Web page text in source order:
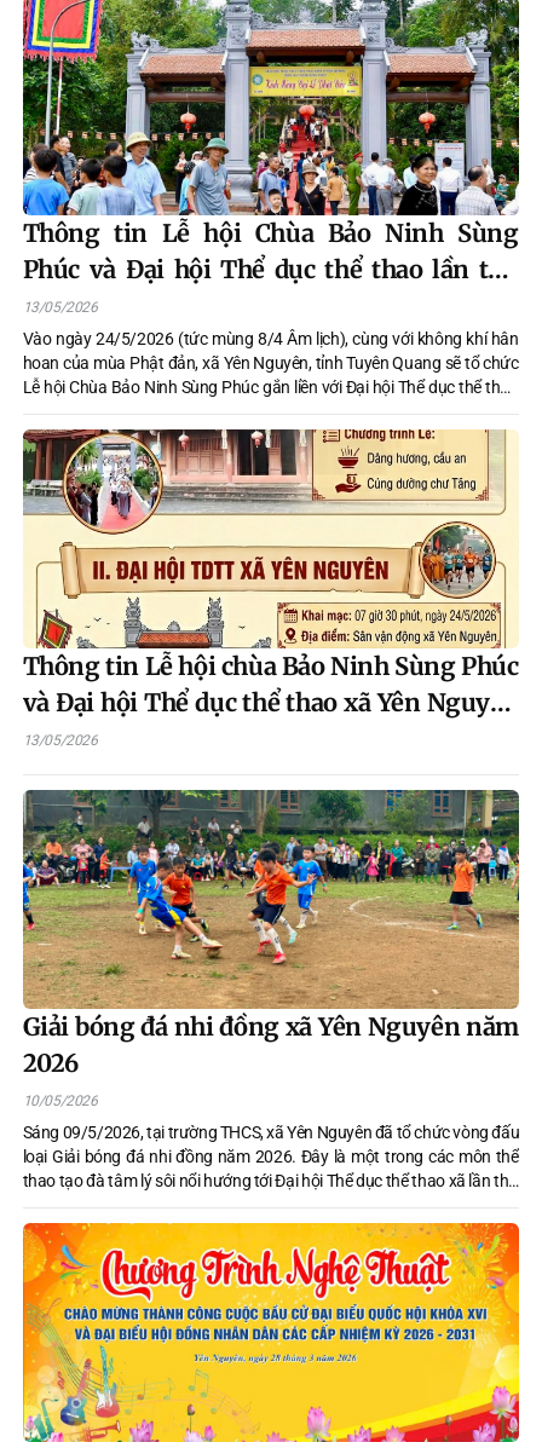
BCH Đảng bộ xã , Phó Chủ tịch UBND xã chủ trì hội nghị.
Thông tin Lễ hội Chùa Bảo Ninh Sùng
Phúc và Đại hội Thể dục thể thao lần thứ
Nhất xã Yên Nguyên 2026
13/05/2026
Vào ngày 24/5/2026 (tức mùng 8/4 Âm lịch), cùng với không khí hân
hoan của mùa Phật đản, xã Yên Nguyên, tỉnh Tuyên Quang sẽ tổ chức
Lễ hội Chùa Bảo Ninh Sùng Phúc gắn liền với Đại hội Thể dục thể thao
(TDTT) xã năm 2026. Đây là sự kiện văn hóa – thể thao tiêu biểu, nơi
tinh hoa truyền thống hòa quyện cùng tinh thần năng động hiện đại.
Thông tin Lễ hội chùa Bảo Ninh Sùng Phúc
và Đại hội Thể dục thể thao xã Yên Nguyên
lần thứ Nhất năm 2026
13/05/2026
Giải bóng đá nhi đồng xã Yên Nguyên năm
2026
10/05/2026
Sáng 09/5/2026, tại trường THCS, xã Yên Nguyên đã tổ chức vòng đấu
loại Giải bóng đá nhi đồng năm 2026. Đây là một trong các môn thể
thao tạo đà tâm lý sôi nổi hướng tới Đại hội Thể dục thể thao xã lần thứ
Nhất sẽ diễn ra trong thời gian tới.